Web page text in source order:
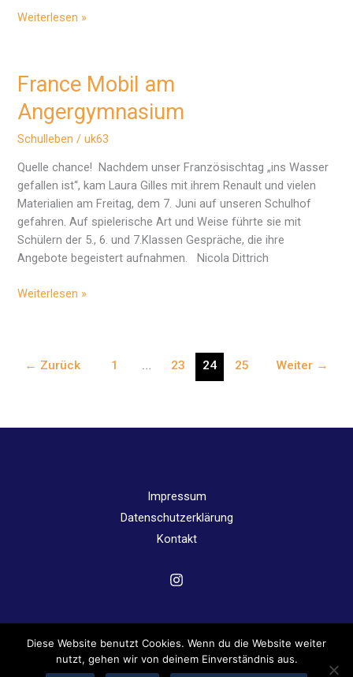
Einladung
Weiterlesen »
France Mobil am
Angergymnasium
Schulleben /uk63
Quelle chance! Nachdem unser Französischtag „ins Wasser
gefallen ist“, kam Laura Gilles mit ihrem Renault und vielen
Materialien am Freitag, dem 7. Juni auf unseren Schulhof
gefahren. Auf spielerische Art und Weise führte sie mit
Schülern der 5., 6. und 7.Klassen Gespräche, die ihre
Angebote begeistert aufnahmen. Nicola Dittrich
France
Weiterlesen »
← Zurück 1 … 23 24 25 Weiter →
Impressum
Datenschutzerklärung
Kontakt
Copyright © 2026 Angergymnasium Jena | Powered by
Angergymnasium Jena
Diese Website benutzt Cookies. Wenn du die Website weiter
nutzt, gehen wir von deinem Einverständnis aus.